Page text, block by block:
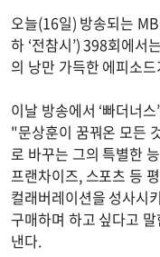
오늘(16일) 방송되는
하 ‘전참시’) 398회에서
의 낭만 가득한 에피소
이날 방송에서 ‘빠더너
"문상훈이 꿈꿔온 모든
로 바꾸는 그의 특별한
프랜차이즈, 스포츠 등
컬래버레이션을 성사시
구매하며 하고 싶다고
낸다.